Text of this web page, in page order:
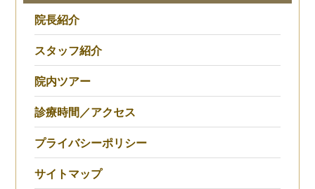
院長紹介
スタッフ紹介
院内ツアー
診療時間／アクセス
プライバシーポリシー
サイトマップ